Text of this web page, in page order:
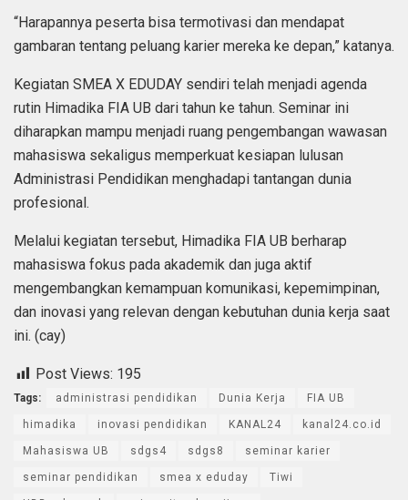
“Harapannya peserta bisa termotivasi dan mendapat
gambaran tentang peluang karier mereka ke depan,” katanya.
Kegiatan SMEA X EDUDAY sendiri telah menjadi agenda
rutin Himadika FIA UB dari tahun ke tahun. Seminar ini
diharapkan mampu menjadi ruang pengembangan wawasan
mahasiswa sekaligus memperkuat kesiapan lulusan
Administrasi Pendidikan menghadapi tantangan dunia
profesional.
Melalui kegiatan tersebut, Himadika FIA UB berharap
mahasiswa fokus pada akademik dan juga aktif
mengembangkan kemampuan komunikasi, kepemimpinan,
dan inovasi yang relevan dengan kebutuhan dunia kerja saat
ini. (cay)
Post Views: 195
Tags: administrasi pendidikan Dunia Kerja FIA UB
himadika inovasi pendidikan KANAL24 kanal24.co.id
Mahasiswa UB sdgs4 sdgs8 seminar karier
seminar pendidikan smea x eduday Tiwi